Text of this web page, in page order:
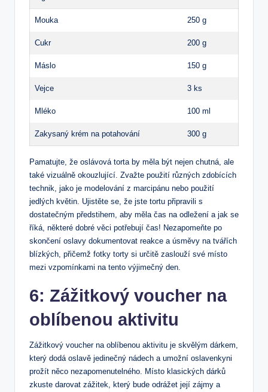
Mouka 250 g
Cukr 200 g
Máslo 150 g
Vejce 3 ks
Mléko 100 ml
Zakysaný krém na potahování 300 g
Pamatujte, že oslávová torta by měla být nejen chutná, ale
také vizuálně okouzlující. Zvažte použití různých zdobících
technik, jako je modelování z marcipánu nebo použití
jedlých květin. Ujistěte se, že jste tortu připravili s
dostatečným předstihem, aby měla čas na odležení a jak se
říká, některé dobré věci potřebují čas! Nezapomeňte po
skončení oslavy dokumentovat reakce a úsměvy na tvářích
blízkých, přičemž fotky torty si určitě zaslouží své místo
mezi vzpomínkami na tento výjimečný den.
6: Zážitkový voucher na
oblíbenou aktivitu
Zážitkový voucher na oblíbenou aktivitu je skvělým dárkem,
který dodá oslavě jedinečný nádech a umožní oslavenkyni
prožít něco nezapomenutelného. Místo klasických dárků
zkuste darovat zážitek, který bude odrážet její zájmy a